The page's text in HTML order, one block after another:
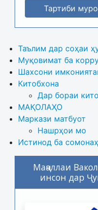
Тартиби
Таълим дар соҳаи
Муқовимат ба
Шахсони
Китобхона
Дар бораи
МАҚОЛАҲО
Маркази матбуот
Нашрҳои мо
Истинод ба
Маҷаллаи
инсон дар